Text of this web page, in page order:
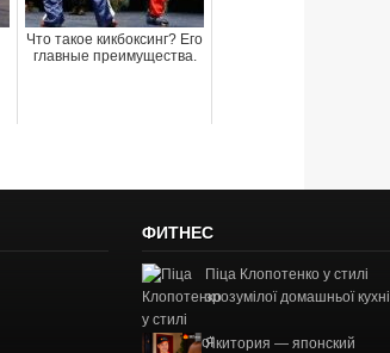
Что такое кикбоксинг? Его
главные преимущества.
ФИТНЕС
Піца Клопотенко у стилі
зрозумілої домашньої кухні
Якитория — японский